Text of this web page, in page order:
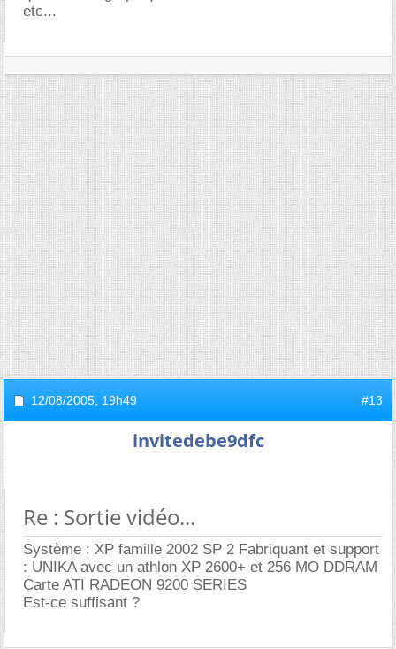
etc...
12/08/2005, 19h49 #13
invitedebe9dfc
Re : Sortie vidéo...
Système : XP famille 2002 SP 2 Fabriquant et support
: UNIKA avec un athlon XP 2600+ et 256 MO DDRAM
Carte ATI RADEON 9200 SERIES
Est-ce suffisant ?